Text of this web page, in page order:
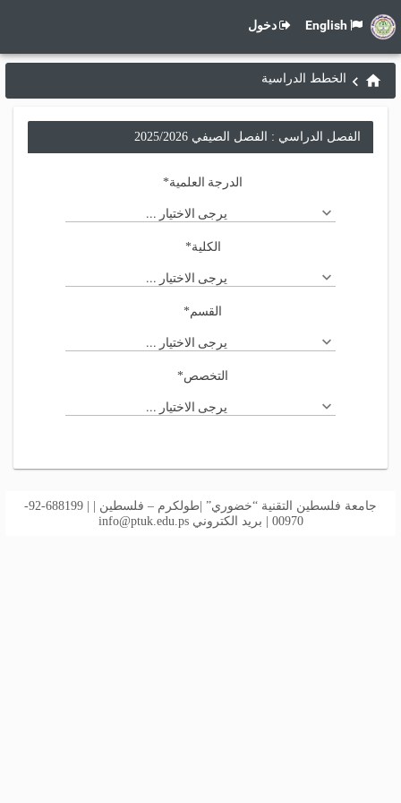
دخول
الخطط الدراسية
الفصل الدراسي : الفصل الصيفي 2025/2026
الدرجة العلمية*
يرجى الاختيار ...
الكلية*
يرجى الاختيار ...
القسم*
يرجى الاختيار ...
التخصص*
يرجى الاختيار ...
جامعة فلسطين التقنية “خضوري” |طولكرم – فلسطين | | 688199-92-
00970 | بريد الكتروني
info@ptuk.edu.ps